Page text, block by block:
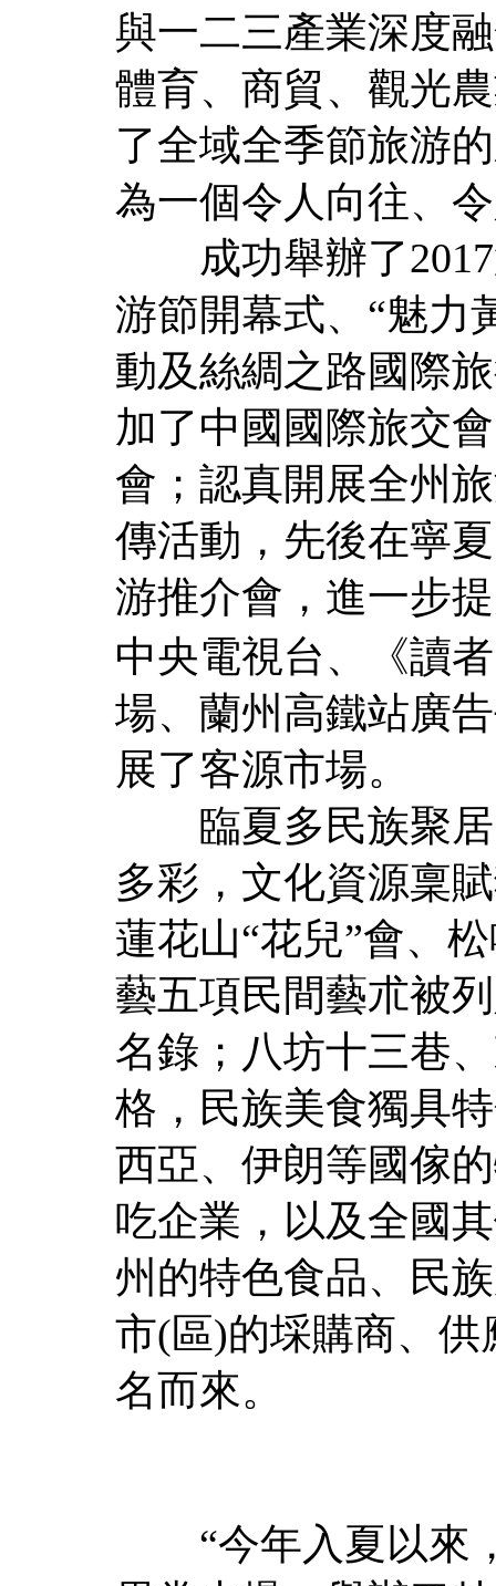
與一二三產業深度
體育、商貿、觀光
了全域全季節旅游
為一個令人向往、
成功舉辦了2017
游節開幕式、“魅力
動及絲綢之路國際
加了中國國際旅交
會；認真開展全州
傳活動，先後在寧
游推介會，進一步
中央電視台、《讀
場、蘭州高鐵站廣
展了客源市場。
臨夏多民族聚居
多彩，文化資源稟
蓮花山“花兒”會、
藝五項民間藝朮被
名錄；八坊十三巷
格，民族美食獨具
西亞、伊朗等國傢
吃企業，以及全國
州的特色食品、民
市(區)的埰購商、
名而來。
“今年入夏以來，